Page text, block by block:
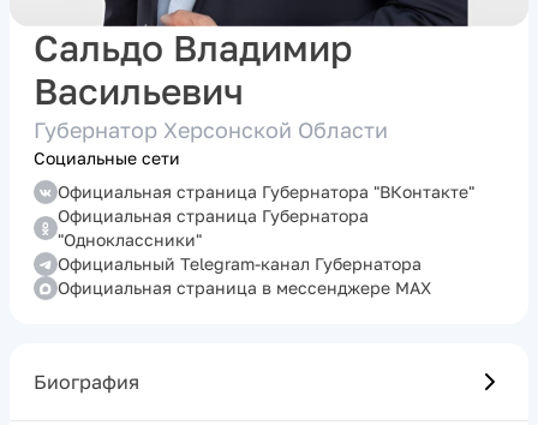
Сальдо Владимир
Васильевич
Губернатор Херсонской Области
Социальные сети
Официальная страница Губернатора "ВКонтакте"
Официальная страница Губернатора
"Одноклассники"
Официальный Telegram-канал Губернатора
Официальная страница в мессенджере MAX
Биография